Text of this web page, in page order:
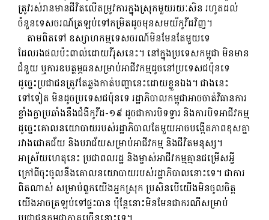
ត្រូវរស់រានមានជីវិតលើតម្រូវការក្នុងស្រុកមួយរយៈសិន រហូតដល់
ចំនួនទេសចរណ៍ត្រឡប់ទៅកម្រិតដូចមុនសមយ័កូវីដវិញ។
តាមពិតទៅ ឧស្សាហកម្មទេសចរណ៍មិនមែនតែមួយទេ
ដែលរងផលប៉ះពាល់ដោយវីរុសនេះ។ នៅក្នុងប្រទេសកម្ពុជា មិនមាន
ជំនួយ ឬការឧបត្ថម្ភធនសម្រាប់អាជីវកម្មដូចនៅប្រទេសជប៉ុនទេ
ដូច្នេះប្រជាជនត្រូវតែឆ្លងកាត់បញ្ហានេះដោយខ្លួនឯង។ ជាងនេះ
ទៅទៀត មិនដូចប្រទេសជប៉ុនទេ រដ្ឋាភិបាលកម្ពុជាអាចចាត់វិធានការ
ខ្លាំងក្លាប្រឆាំងនឹងជំងឺកូវីដ-១៩ ដូចជាការបិទទ្វារ និងការបិទអាជីវកម្ម
ដូច្នេះគោលនយោបាយរបស់រដ្ឋាភិបាលតែមួយអាចបង្កើតភាពខុសគ្នា
រវាងជោគជ័យ និងបរាជ័យសម្រាប់អាជីវកម្ម និងជីវិតមនុស្ស។
អាស្រ័យហេតុនេះ ប្រជាពលរដ្ឋ និងម្ចាស់អាជីវកម្មគ្មានជម្រើសអ្វី
ក្រៅពីចុះចូលនឹងគោលនយោបាយរបស់រដ្ឋាភិបាលនោះទេ។ ជាការ
ពិតណាស់ សម្រាប់ពួកយើងអ្នកស្រុក ប្រសិនបើយើងមិនចូលចិត្ត
យើងអាចត្រឡប់ទៅផ្ទះបាន ប៉ុន្តែនោះមិនមែនជាករណីសម្រាប់